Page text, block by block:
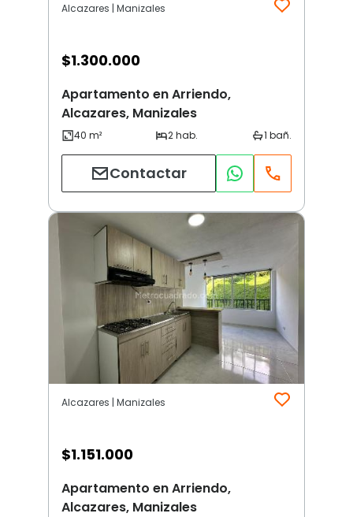
Alcazares | Manizales
$1.300.000
Apartamento en Arriendo,
Alcazares, Manizales
Contactar
Alcazares | Manizales
$1.151.000
Apartamento en Arriendo,
Alcazares, Manizales